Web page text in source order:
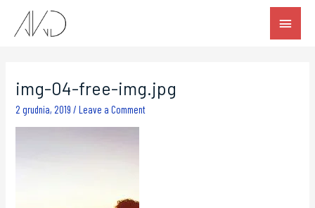
img-04-free-img.jpg
2 grudnia, 2019 /Leave a Comment